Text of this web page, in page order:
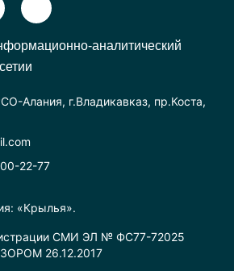
«Крылья».
СМИ ЭЛ № ФС77-72025
26.12.2017
аналитический
Алания, г.Владикавказ, пр.Коста,
22-77